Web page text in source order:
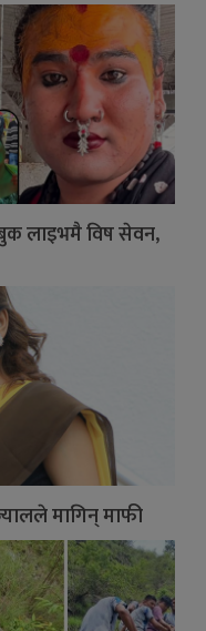
लाइभमै विष सेवन,
मागिन् माफी